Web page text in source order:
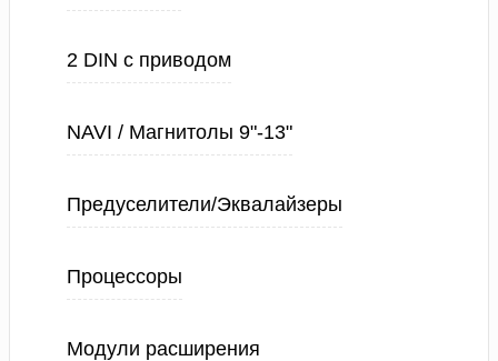
2 DIN с приводом
NAVI / Магнитолы 9"-13"
Предуселители/Эквалайзеры
Процессоры
Модули расширения